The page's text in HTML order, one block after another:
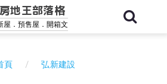
房地王部落格
屋．預售屋．開箱文
頁 弘新建設